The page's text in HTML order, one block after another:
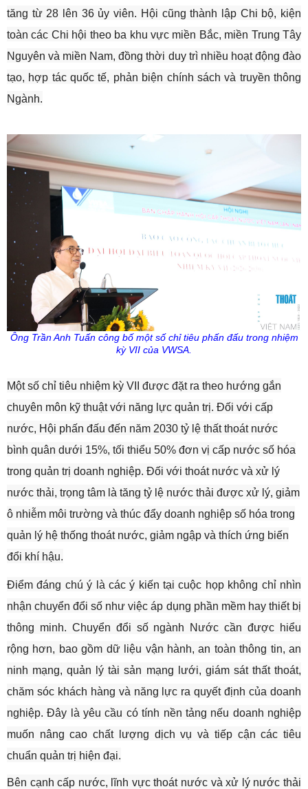
tăng từ 28 lên 36 ủy viên. Hội cũng thành lập Chi bộ, kiện
toàn các Chi hội theo ba khu vực miền Bắc, miền Trung Tây
Nguyên và miền Nam, đồng thời duy trì nhiều hoạt động đào
tạo, hợp tác quốc tế, phản biện chính sách và truyền thông
Ngành.
Ông Trần Anh Tuấn công bố một số chỉ tiêu phấn đấu trong nhiệm
kỳ VII của VWSA.
Một số chỉ tiêu nhiệm kỳ VII được đặt ra theo hướng gắn
chuyên môn kỹ thuật với năng lực quản trị. Đối với cấp
nước, Hội phấn đấu đến năm 2030 tỷ lệ thất thoát nước
bình quân dưới 15%, tối thiểu 50% đơn vị cấp nước số hóa
trong quản trị doanh nghiệp. Đối với thoát nước và xử lý
nước thải, trọng tâm là tăng tỷ lệ nước thải được xử lý, giảm
ô nhiễm môi trường và thúc đẩy doanh nghiệp số hóa trong
quản lý hệ thống thoát nước, giảm ngập và thích ứng biến
đổi khí hậu.
Điểm đáng chú ý là các ý kiến tại cuộc họp không chỉ nhìn
nhận chuyển đổi số như việc áp dụng phần mềm hay thiết bị
thông minh. Chuyển đổi số ngành Nước cần được hiểu
rộng hơn, bao gồm dữ liệu vận hành, an toàn thông tin, an
ninh mạng, quản lý tài sản mạng lưới, giám sát thất thoát,
chăm sóc khách hàng và năng lực ra quyết định của doanh
nghiệp. Đây là yêu cầu có tính nền tảng nếu doanh nghiệp
muốn nâng cao chất lượng dịch vụ và tiếp cận các tiêu
chuẩn quản trị hiện đại.
Bên cạnh cấp nước, lĩnh vực thoát nước và xử lý nước thải